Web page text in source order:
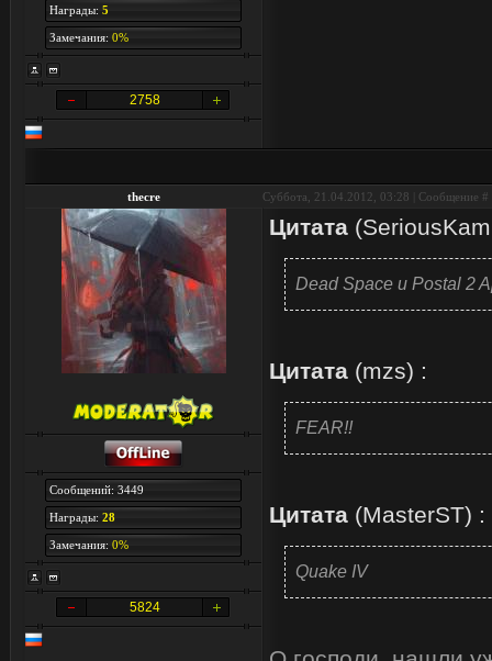
Награды: 5
Замечания: 0%
2758
thecre Суббота, 21.04.2012, 03:28 | Сообщение #
Сообщений: 3449
Награды: 28
Замечания: 0%
5824
Цитата (
Dead Space и Postal 2
Цитата (mzs) :
FEAR!!
Цитата (MasterST) :
Quake IV